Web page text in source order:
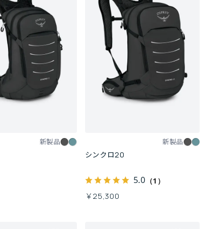
新製品 新製品
シンクロ20
5.0 （1）
￥25,300